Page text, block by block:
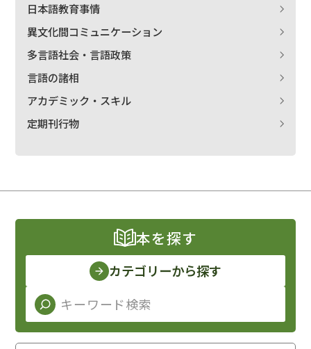
日本語教育事情
異文化間コミュニケーション
多言語社会・言語政策
言語の諸相
アカデミック・スキル
定期刊行物
本を探す
カテゴリーから探す